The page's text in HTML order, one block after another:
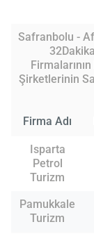
Safranbolu -
Şirketlerinin
Firma Adı
Isparta
Petrol
Turizm
Pamukkale
Turizm